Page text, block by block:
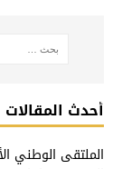
أحدث المقالات
الملتقى الوطني